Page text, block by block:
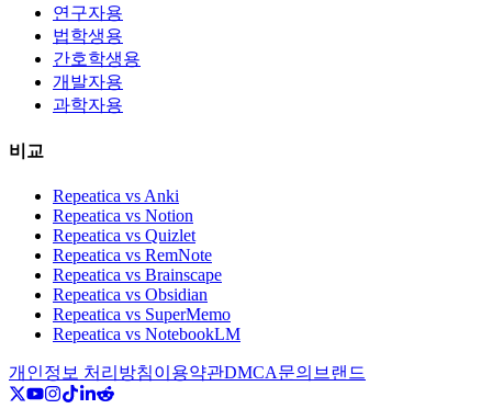
연구자용
법학생용
간호학생용
개발자용
과학자용
비교
Repeatica vs Anki
Repeatica vs Notion
Repeatica vs Quizlet
Repeatica vs RemNote
Repeatica vs Brainscape
Repeatica vs Obsidian
Repeatica vs SuperMemo
Repeatica vs NotebookLM
개인정보 처리방침이용약관DMCA문의 브랜드